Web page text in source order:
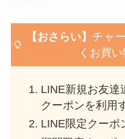
【おさらい】 チャ
くお買
LINE新規お友達
クーポンを利用
LINE限定クーポ